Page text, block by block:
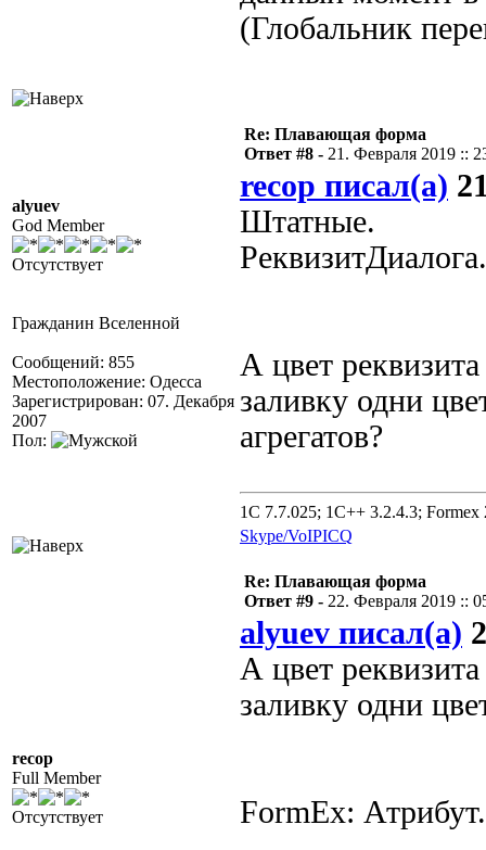
(Глобальник
alyuev
God Member
Отсутствует
Гражданин Вселенной
Сообщений: 855
Местоположение: Одесса
Зарегистрирован: 07. Декабря
2007
Пол:
Re: Плавающая форма
Ответ #8 - 21. Февраля 2019 ::
recop писал(а)
Штатные.
А цвет
заливку одни
агрегатов?
1C 7.7.025; 1C++ 3.2.4.3; Formex
Skype/VoIPICQ
recop
Full Member
Отсутствует
Re: Плавающая форма
Ответ #9 - 22. Февраля 2019 ::
alyuev писал(а)
А цвет
заливку одни
FormEx: